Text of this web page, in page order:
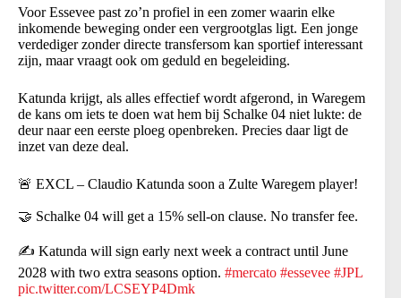
Voor Essevee past zo’n profiel in een zomer waarin elke
inkomende beweging onder een vergrootglas ligt. Een jonge
verdediger zonder directe transfersom kan sportief interessant
zijn, maar vraagt ook om geduld en begeleiding.
Katunda krijgt, als alles effectief wordt afgerond, in Waregem
de kans om iets te doen wat hem bij Schalke 04 niet lukte: de
deur naar een eerste ploeg openbreken. Precies daar ligt de
inzet van deze deal.
🚨 EXCL – Claudio Katunda soon a Zulte Waregem player!
🤝 Schalke 04 will get a 15% sell-on clause. No transfer fee.
✍️ Katunda will sign early next week a contract until June
2028 with two extra seasons option. #mercato #essevee #JPL
pic.twitter.com/LCSEYP4Dmk